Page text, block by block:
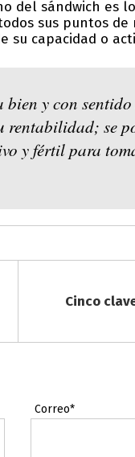
del sándwich es
sus puntos
su capacidad o
bien y con
se
y fértil para
Cinco
Correo*